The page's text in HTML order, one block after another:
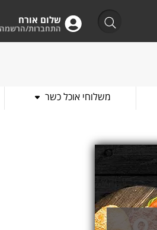
שלום אורח
התחברות/הרשמה
משלוחי אוכל כשר